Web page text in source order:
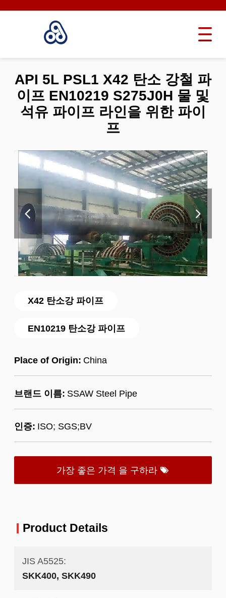
X42 탄소강 파이프
EN10219 탄소강 파이프
Place of Origin: China
브랜드 이름: SSAW Steel Pipe
인증: ISO; SGS;BV
가장 좋은 가격 을 구하라
API 5L PSL1 X42 탄소 강철 파
이프 EN10219 S275J0H 물 및
석유 파이프 라인을 위한 파이
프
Product Details
JIS A5525:
SKK400, SKK490